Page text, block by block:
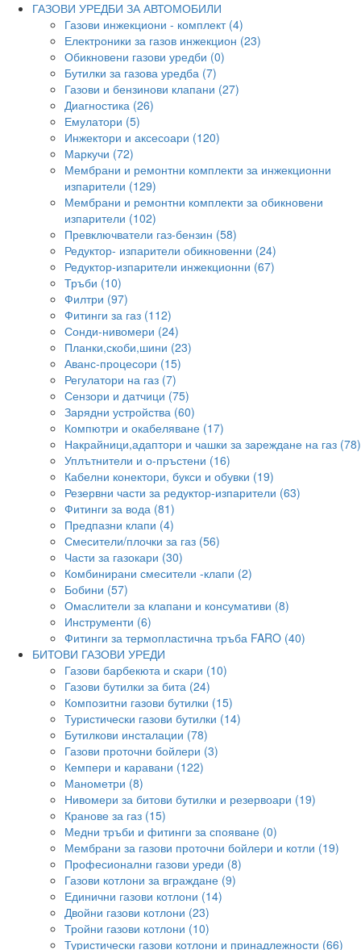
ГАЗОВИ УРЕДБИ ЗА АВТОМОБИЛИ
Газови инжекциони - комплект (4)
Електроники за газов инжекцион (23)
Обикновени газови уредби (0)
Бутилки за газова уредба (7)
Газови и бензинови клапани (27)
Диагностика (26)
Емулатори (5)
Инжектори и аксесоари (120)
Маркучи (72)
Мембрани и ремонтни комплекти за инжекционни
изпарители (129)
Мембрани и ремонтни комплекти за обикновени
изпарители (102)
Превключватели газ-бензин (58)
Редуктор- изпарители обикновенни (24)
Редуктор-изпарители инжекционни (67)
Тръби (10)
Филтри (97)
Фитинги за газ (112)
Сонди-нивомери (24)
Планки,скоби,шини (23)
Аванс-процесори (15)
Регулатори на газ (7)
Сензори и датчици (75)
Зарядни устройства (60)
Компютри и окабеляване (17)
Накрайници,адаптори и чашки за зареждане на газ (78)
Уплътнители и о-пръстени (16)
Кабелни конектори, букси и обувки (19)
Резервни части за редуктор-изпарители (63)
Фитинги за вода (81)
Предпазни клапи (4)
Смесители/плочки за газ (56)
Части за газокари (30)
Комбинирани смесители -клапи (2)
Бобини (57)
Омаслители за клапани и консумативи (8)
Инструменти (6)
Фитинги за термопластична тръба FARO (40)
БИТОВИ ГАЗОВИ УРЕДИ
Газови барбекюта и скари (10)
Газови бутилки за бита (24)
Композитни газови бутилки (15)
Туристически газови бутилки (14)
Бутилкови инсталации (78)
Газови проточни бойлери (3)
Кемпери и каравани (122)
Манометри (8)
Нивомери за битови бутилки и резервоари (19)
Кранове за газ (15)
Медни тръби и фитинги за спояване (0)
Мембрани за газови проточни бойлери и котли (19)
Професионални газови уреди (8)
Газови котлони за вграждане (9)
Единични газови котлони (14)
Двойни газови котлони (23)
Тройни газови котлони (10)
Туристически газови котлони и принадлежности (66)